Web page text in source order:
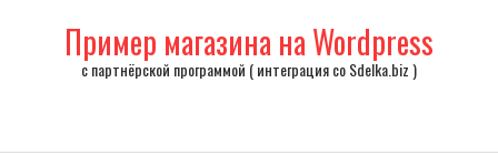
Пример магазина на Wordpress
с партнёрской программой ( интеграция со Sdelka.biz )